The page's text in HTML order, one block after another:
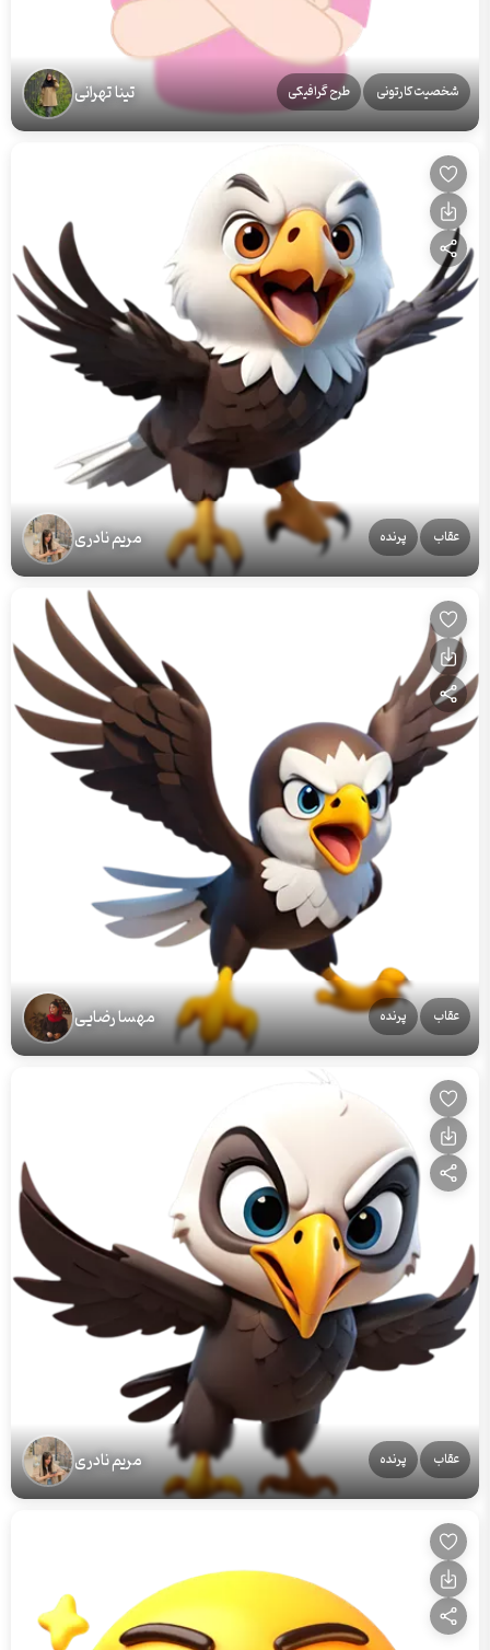
شخصیت کارتونی طرح گرافیکی تینا تهرانی
عقاب پرنده مریم نادری
عقاب پرنده مهسا رضایی
عقاب پرنده مریم نادری